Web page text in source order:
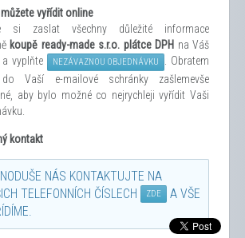
vyříditonline
si zaslat všechny důležité informace
koupě ready-made s.r.o. plátce DPH na Váš
vyplňte
NEZÁVAZNOU OBJEDNÁVKU
. Obratem
Vaší e-mailové schránky zašlemevše
aby bylo možné co nejrychleji vyřídit Vaši
kontakt
NÁS KONTAKTUJTE NA
TELEFONNÍCH ČÍSLECH
ZDE
A VŠE